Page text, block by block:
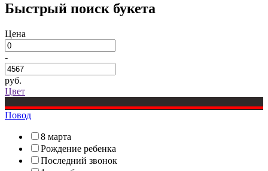
Быстрый поиск букета
Цена
-
руб.
Цвет
Повод
8 марта
Рождение ребенка
Последний звонок